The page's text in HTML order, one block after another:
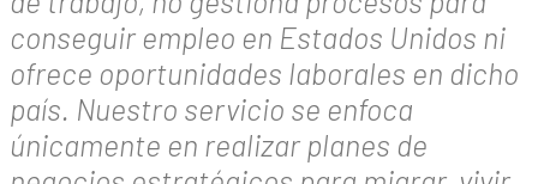
conseguir empleo en Estados Unidos ni
ofrece oportunidades laborales en dicho
país. Nuestro servicio se enfoca
únicamente en realizar planes de